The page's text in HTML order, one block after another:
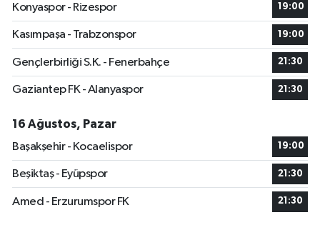
Konyaspor - Rizespor
19:00
Kasımpaşa - Trabzonspor 19:00
Gençlerbirliği S.K. - Fenerbahçe 21:30
Gaziantep FK - Alanyaspor 21:30
16 Ağustos, Pazar
Başakşehir - Kocaelispor
19:00
Beşiktaş - Eyüpspor 21:30
Amed - Erzurumspor FK 21:30